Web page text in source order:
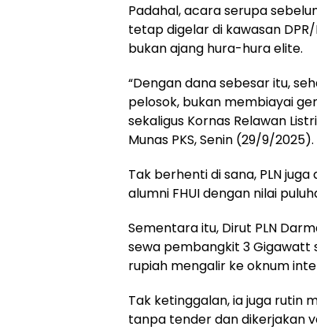
Padahal, acara serupa
tetap digelar di kawasan
bukan ajang hura-hura elite.
“Dengan dana sebesar itu,
pelosok, bukan membiayai
sekaligus Kornas Relawan
Munas PKS, Senin (29/9/2025).
Tak berhenti di sana, PLN
alumni FHUI dengan nilai
Sementara itu, Dirut PLN
sewa pembangkit 3 Gigawatt
rupiah mengalir ke oknum
Tak ketinggalan, ia juga rutin
tanpa tender dan dikerjakan